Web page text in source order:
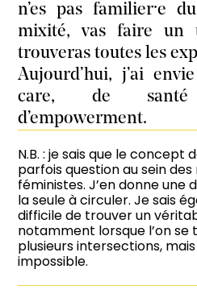
n’es pas familier·e
mixité, vas faire un
trouveras toutes les
Aujourd’hui, j’ai
care, de
d’empowerment.
N.B. : je sais que le concept
parfois question au sein
féministes. J’en donne une
la seule à circuler. Je sais
difficile de trouver un
notamment lorsque l’on se
plusieurs intersections,
impossible.